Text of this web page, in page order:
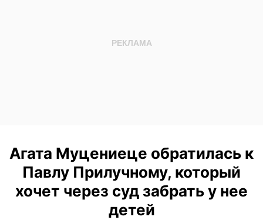
Агата Муцениеце обратилась к
Павлу Прилучному, который
хочет через суд забрать у нее
детей